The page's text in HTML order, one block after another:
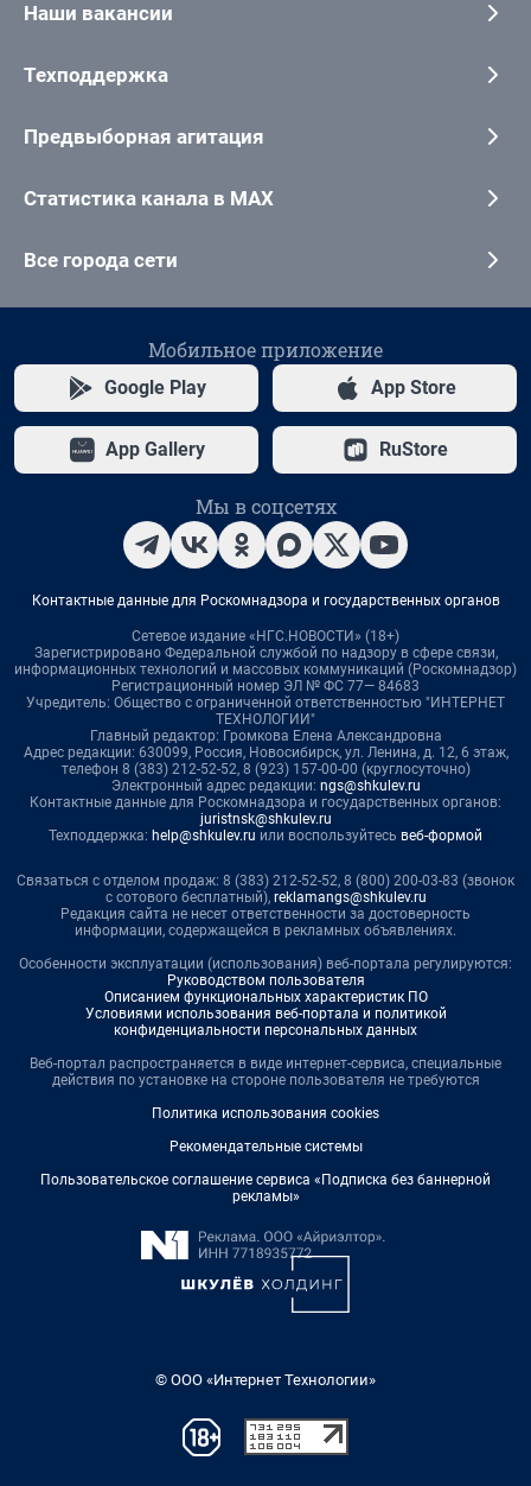
Наши вакансии
Техподдержка
Предвыборная агитация
Статистика канала в MAX
Все города сети
Мобильное приложение
Google Play App Store
App Gallery RuStore
Мы в соцсетях
Контактные данные для Роскомнадзора и государственных органов
Сетевое издание «НГС.НОВОСТИ» (18+)
Зарегистрировано Федеральной службой по надзору в сфере связи,
информационных технологий и массовых коммуникаций (Роскомнадзор)
Регистрационный номер ЭЛ № ФС 77— 84683
Учредитель: Общество с ограниченной ответственностью "ИНТЕРНЕТ
ТЕХНОЛОГИИ"
Главный редактор: Громкова Елена Александровна
Адрес редакции: 630099, Россия, Новосибирск, ул. Ленина, д. 12, 6 этаж,
телефон 8 (383) 212-52-52, 8 (923) 157-00-00 (круглосуточно)
Электронный адрес редакции: ngs@shkulev.ru
Контактные данные для Роскомнадзора и государственных органов:
juristnsk@shkulev.ru
Техподдержка: help@shkulev.ru или воспользуйтесь веб-формой
Связаться с отделом продаж: 8 (383) 212-52-52, 8 (800) 200-03-83 (звонок
с сотового бесплатный), reklamangs@shkulev.ru
Редакция сайта не несет ответственности за достоверность
информации, содержащейся в рекламных объявлениях.
Особенности эксплуатации (использования) веб-портала регулируются:
Руководством пользователя
Описанием функциональных характеристик ПО
Условиями использования веб-портала и политикой
конфиденциальности персональных данных
Веб-портал распространяется в виде интернет-сервиса, специальные
действия по установке на стороне пользователя не требуются
Политика использования cookies
Рекомендательные системы
Пользовательское соглашение сервиса «Подписка без баннерной
рекламы»
© ООО «Интернет Технологии»